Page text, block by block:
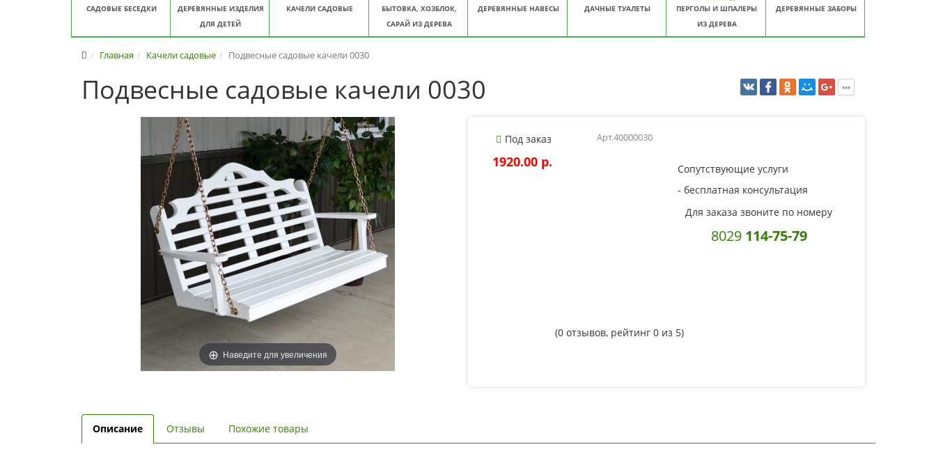
САДОВЫЕ БЕСЕДКИ
ДЕРЕВЯННЫЕ ИЗДЕЛИЯ
ДЛЯ ДЕТЕЙ
КАЧЕЛИ САДОВЫЕ
БЫТОВКА, ХОЗБЛОК,
САРАЙ ИЗ ДЕРЕВА
ДЕРЕВЯННЫЕ НАВЕСЫ ДАЧНЫЕ ТУАЛЕТЫ
ПЕРГОЛЫ И ШПАЛЕРЫ
ИЗ ДЕРЕВА
ДЕРЕВЯННЫЕ ЗАБОРЫ
Главная Качели садовые Подвесные садовые качели 0030
Подвесные садовые качели 0030
Наведите для увеличения
Под заказ Арт.40000030
1920.00 p.
Сопутствующие услуги
- бесплатная консультация
Для заказа звоните по номеру
8029 114-75-79
(0 отзывов, рейтинг 0 из 5)
Описание Отзывы Похожие товары